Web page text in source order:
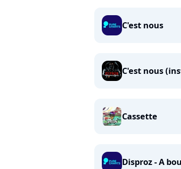
C'est nous
C'est nous
Cassette
Disproz - A